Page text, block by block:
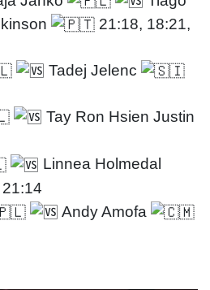
21:18, 18:21,
Tadej Jelenc
Tay Ron Hsien Justin
Linnea Holmedal
Andy Amofa